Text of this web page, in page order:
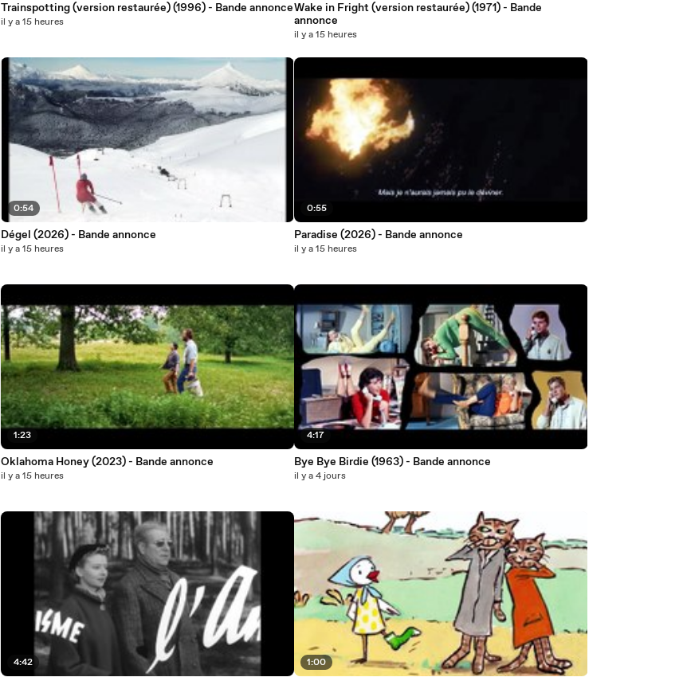
Trainspotting (version restaurée) (1996) - Bande annonce
il y a 15 heures
0:54
Dégel (2026) - Bande annonce
il y a 15 heures
1:23
Oklahoma Honey (2023) - Bande annonce
il y a 15 heures
4:42
Wake in Fright (version restaurée) (1971) - Bande
annonce
il y a 15 heures
0:55
Paradise (2026) - Bande annonce
il y a 15 heures
4:17
Bye Bye Birdie (1963) - Bande annonce
il y a 4 jours
1:00